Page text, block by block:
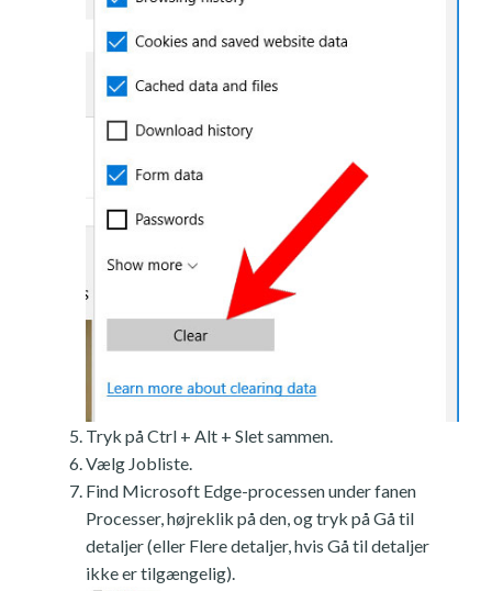
Tryk på Ctrl + Alt + Slet sammen.
Vælg Jobliste.
Find Microsoft Edge-processen under fanen
Processer, højreklik på den, og tryk på Gå til
detaljer (eller Flere detaljer, hvis Gå til detaljer
ikke er tilgængelig).